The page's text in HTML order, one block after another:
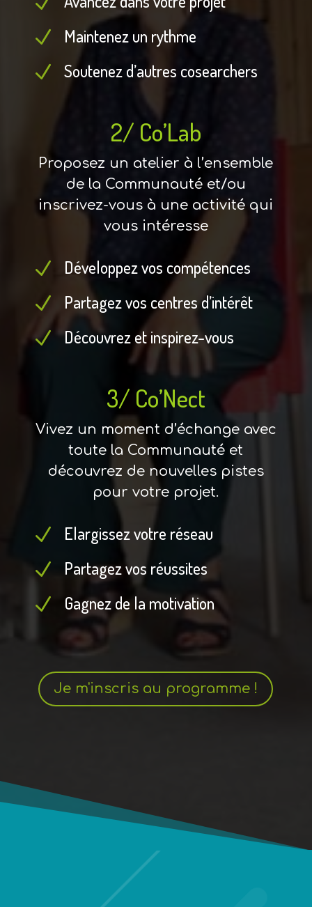
N Maintenez un rythme
N Soutenez d’autres cosearchers
2/ Co’Lab
Proposez un atelier à l’ensemble
de la Communauté et/ou
inscrivez-vous à une activité qui
vous intéresse
N Développez vos compétences
N Partagez vos centres d’intérêt
N Découvrez et inspirez-vous
3/ Co’Nect
Vivez un moment d’échange avec
toute la Communauté et
découvrez de nouvelles pistes
pour votre projet.
N Elargissez votre réseau
N Partagez vos réussites
N Gagnez de la motivation
Je m'inscris au programme !